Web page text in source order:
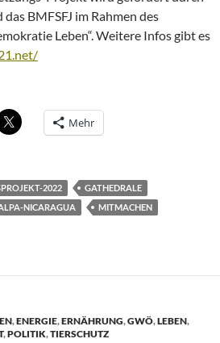
BMFSFJ im Rahmen des
Leben“. Weitere Infos gibt es
Mehr
2022
GATHEDRALE
NICARAGUA
MITMACHEN
,ENERGIE,ERNÄHRUNG,GWÖ,LEBEN,
,POLITIK,TIERSCHUTZ